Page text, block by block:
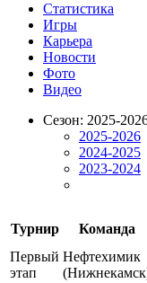
Статистика
Игры
Карьера
Новости
Фото
Видео
Сезон: 2025-
2025-2026
2024-2025
2023-2024
Турнир Команда
Первый
этап
Нефтехимик